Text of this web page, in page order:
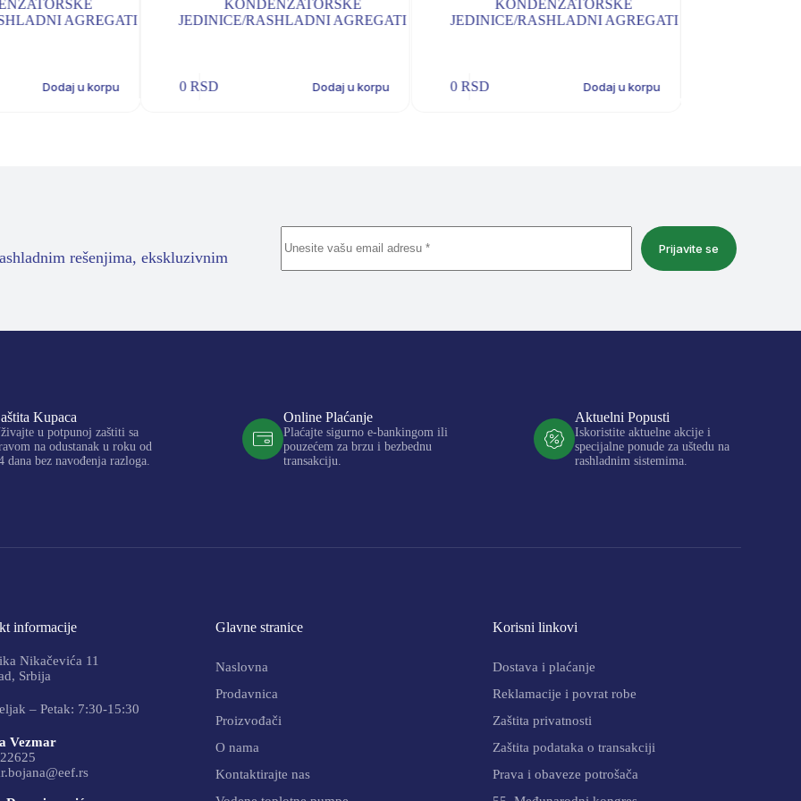
KONDENZATORSKE
JEDINICE/RASHLADNI AGREGATI
RSD Dodaj u korpu
KONDENZATORSKE
JEDINICE/RASHLADNI AGREGATI
RSD Dodaj u korpu
KONDENZATORSKE
JEDINICE/RASHLADNI AGREGATI
RSD
rešenjima, ekskluzivnim Prijavite se
Kupaca
u potpunoj zaštiti sa
na odustanak u roku od
dana bez navođenja razloga.
Online Plaćanje
Plaćajte sigurno e-bankingom ili
pouzećem za brzu i bezbednu
transakciju.
Aktuelni Popusti
Iskoristite aktuelne akcije i
specijalne ponude za uštedu na
rashladnim sistemima.
informacije
Nikačevića 11
Srbija
– Petak: 7:30-15:30
Vezmar
Glavne stranice
Naslovna
Prodavnica
Proizvođači
O nama
Kontaktirajte nas
Korisni linkovi
Dostava i plaćanje
Reklamacije i povrat robe
Zaštita privatnosti
Zaštita podataka o transakciji
Prava i obaveze potrošača